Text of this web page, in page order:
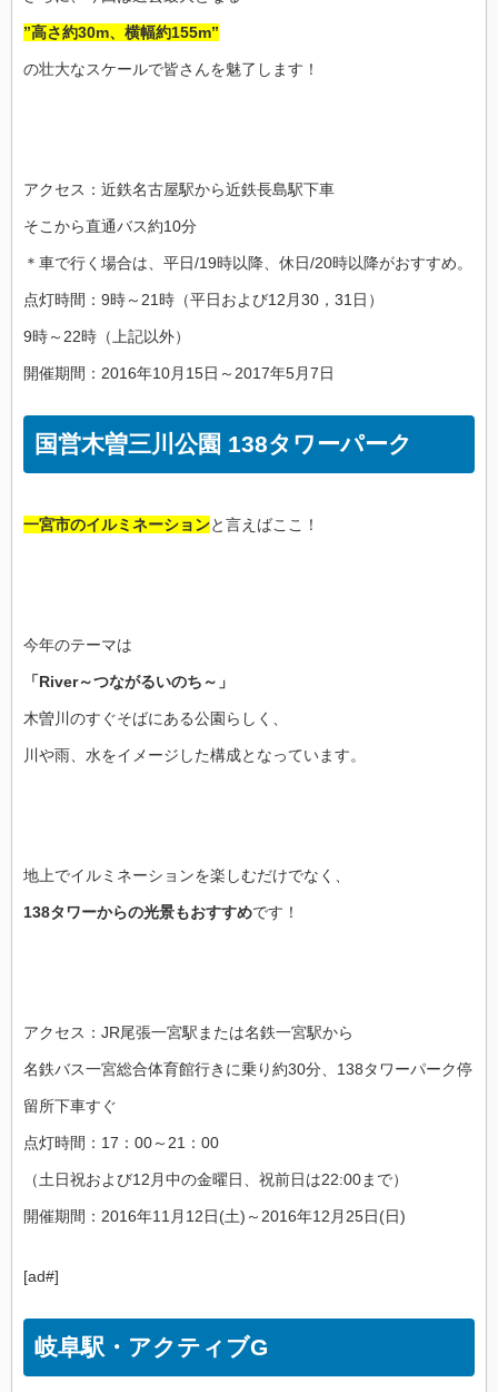
”高さ約30m、横幅約155m”
の壮大なスケールで皆さんを魅了します！
アクセス：近鉄名古屋駅から近鉄長島駅下車
そこから直通バス約10分
＊車で行く場合は、平日/19時以降、休日/20時以降がおすすめ。
点灯時間：9時～21時（平日および12月30，31日）
9時～22時（上記以外）
開催期間：2016年10月15日～2017年5月7日
国営木曽三川公園 138タワーパーク
一宮市のイルミネーションと言えばここ！
今年のテーマは
「River～つながるいのち～」
木曽川のすぐそばにある公園らしく、
川や雨、水をイメージした構成となっています。
地上でイルミネーションを楽しむだけでなく、
138タワーからの光景もおすすめです！
アクセス：JR尾張一宮駅または名鉄一宮駅から
名鉄バス一宮総合体育館行きに乗り約30分、138タワーパーク停
留所下車すぐ
点灯時間：17：00～21：00
（土日祝および12月中の金曜日、祝前日は22:00まで）
開催期間：2016年11月12日(土)～2016年12月25日(日)
[ad#]
岐阜駅・アクティブG